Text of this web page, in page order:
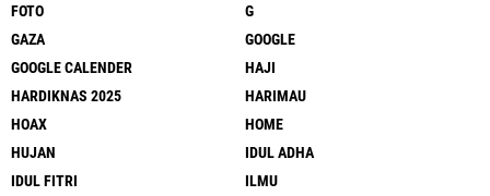
FOTO
G
GAZA
GOOGLE
GOOGLE CALENDER
HAJI
HARDIKNAS 2025
HARIMAU
HOAX
HOME
HUJAN
IDUL ADHA
IDUL FITRI
ILMU